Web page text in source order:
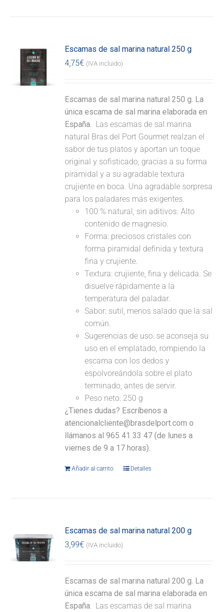
Escamas de sal marina natural 250 g
4,75€ (IVA incluido)
Escamas de sal marina natural 250 g. La
única escama de sal marina elaborada en
España. Las escamas de sal marina
natural Bras del Port Gourmet realzan el
sabor de tus platos y aportan un toque
original y sofisticado, gracias a su forma
piramidal y a su agradable textura
crujiente en boca. Una agradable sorpresa
para los paladares más exigentes.
100 % natural, sin aditivos. Alto
contenido de magnesio.
Forma: preciosos cristales con
forma piramidal definida y textura
fina y crujiente.
Textura: crujiente, fina y delicada. Se
disuelve rápidamente a la
temperatura del paladar.
Sabor: sutil, menos salado que la sal
común.
Sugerencias de uso: se aconseja su
uso en el emplatado, rompiendo la
escama con los dedos y
espolvoreándola sobre el plato
terminado, antes de servir.
Peso neto: 250 g
¿Tienes dudas? Escríbenos a
atencionalcliente@brasdelport.com o
llámanos al 965 41 33 47 (de lunes a
viernes de 9 a 17 horas).
Añadir al carrito Detalles
Escamas de sal marina natural 200 g
3,99€ (IVA incluido)
Escamas de sal marina natural 200 g. La
única escama de sal marina elaborada en
España. Las escamas de sal marina